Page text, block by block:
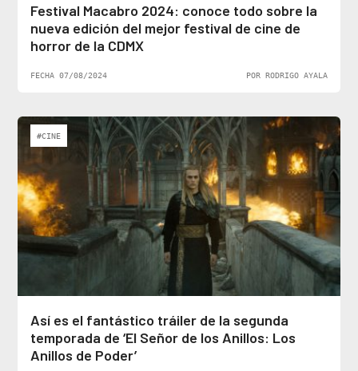
Festival Macabro 2024: conoce todo sobre la
nueva edición del mejor festival de cine de
horror de la CDMX
FECHA 07/08/2024 POR RODRIGO AYALA
#CINE
Así es el fantástico tráiler de la segunda
temporada de ‘El Señor de los Anillos: Los
Anillos de Poder’